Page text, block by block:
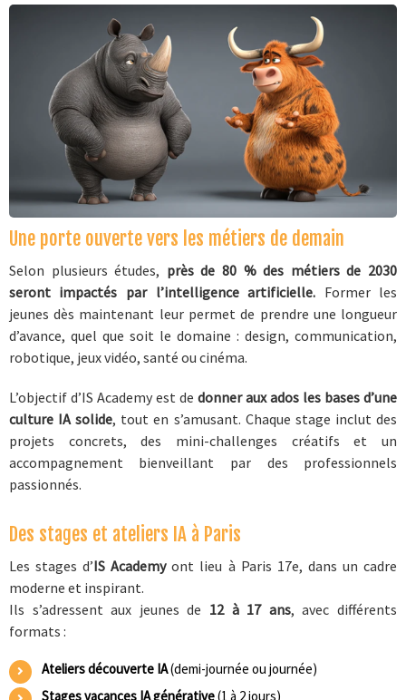
Une porte ouverte vers les métiers de demain
Selon plusieurs études, près de 80 % des métiers de 2030
seront impactés par l’intelligence artificielle. Former les
jeunes dès maintenant leur permet de prendre une longueur
d’avance, quel que soit le domaine : design, communication,
robotique, jeux vidéo, santé ou cinéma.
L’objectif d’IS Academy est de donner aux ados les bases d’une
culture IA solide, tout en s’amusant. Chaque stage inclut des
projets concrets, des mini-challenges créatifs et un
accompagnement bienveillant par des professionnels
passionnés.
Des stages et ateliers IA à Paris
Les stages d’IS Academyont lieu à Paris 17e, dans un cadre
moderne et inspirant.
Ils s’adressent aux jeunes de 12 à 17 ans, avec différents
formats :
Ateliers découverte IA(demi-journée ou journée)
Stages vacances IA générative(1 à 2 jours)